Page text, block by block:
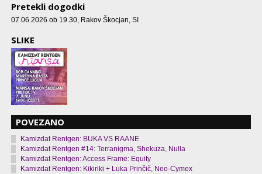
Pretekli dogodki
07.06.2026 ob 19.30, Rakov Škocjan, SI
SLIKE
POVEZANO
Kamizdat Rentgen: BUKA VS RAANE
Kamizdat Rentgen #14: Terranigma, Shekuza, Nulla
Kamizdat Rentgen: Access Frame: Equity
Kamizdat Rentgen: Kikiriki + Luka Prinčič, Neo-Cymex